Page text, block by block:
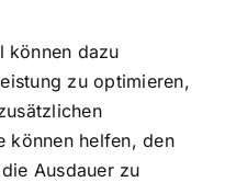
können dazu
zu optimieren,
können helfen, den
Ausdauer zu